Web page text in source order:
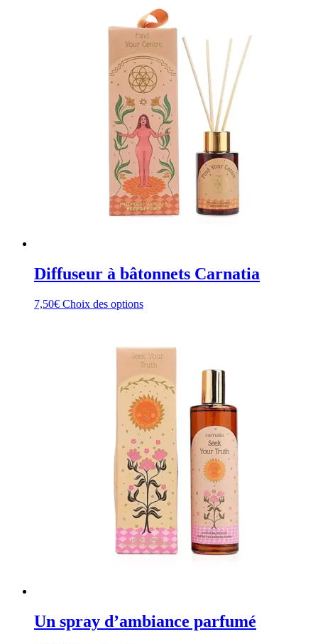
variations.
Les
options
peuvent
être
choisies
sur
la
page
du
produit
Diffuseur à bâtonnets Carnatia
7,50€ Choix des optionsCe
variations.
Les
options
peuvent
être
choisies
sur
la
page
du
produit
Un spray d’ambiance parfumé